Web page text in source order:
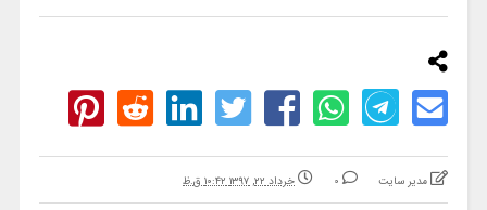
مدیر سایت 0 خرداد ۲۲, ۱۳۹۷ ۱۰:۴۲ ق.ظ